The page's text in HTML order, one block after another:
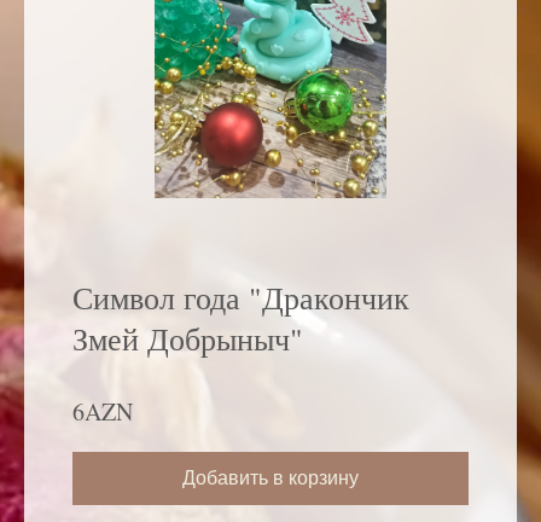
Символ года "Дракончик
Змей Добрыныч"
6AZN
Добавить в корзину